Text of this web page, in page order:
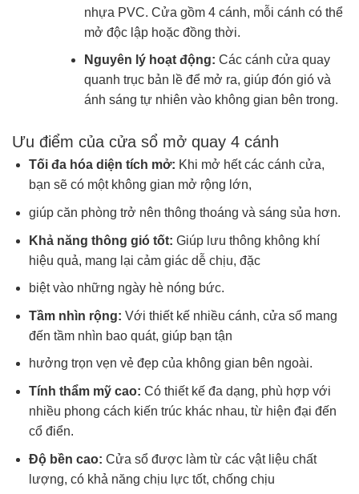
nhựa PVC. Cửa gồm 4 cánh, mỗi cánh có thể
mở độc lập hoặc đồng thời.
Nguyên lý hoạt động: Các cánh cửa quay
quanh trục bản lề để mở ra, giúp đón gió và
ánh sáng tự nhiên vào không gian bên trong.
Ưu điểm của cửa sổ mở quay 4 cánh
Tối đa hóa diện tích mở: Khi mở hết các cánh cửa,
bạn sẽ có một không gian mở rộng lớn,
giúp căn phòng trở nên thông thoáng và sáng sủa hơn.
Khả năng thông gió tốt: Giúp lưu thông không khí
hiệu quả, mang lại cảm giác dễ chịu, đặc
biệt vào những ngày hè nóng bức.
Tầm nhìn rộng: Với thiết kế nhiều cánh, cửa sổ mang
đến tầm nhìn bao quát, giúp bạn tận
hưởng trọn vẹn vẻ đẹp của không gian bên ngoài.
Tính thẩm mỹ cao: Có thiết kế đa dạng, phù hợp với
nhiều phong cách kiến trúc khác nhau, từ hiện đại đến
cổ điển.
Độ bền cao: Cửa sổ được làm từ các vật liệu chất
lượng, có khả năng chịu lực tốt, chống chịu